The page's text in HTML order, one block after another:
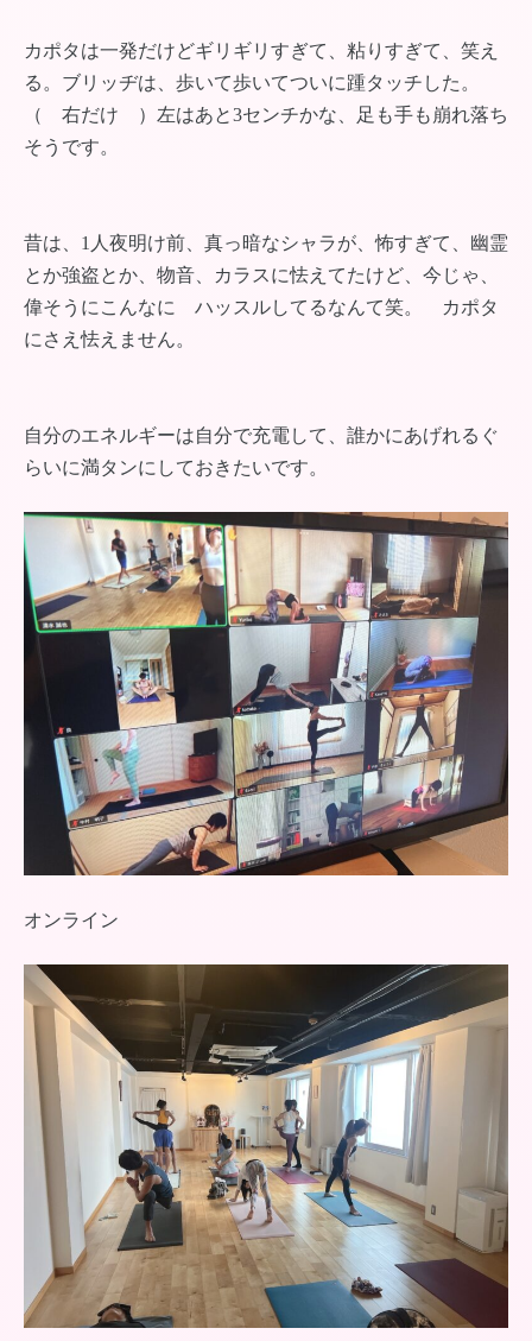
カポタは一発だけどギリギリすぎて、粘りすぎて、笑え
る。ブリッヂは、歩いて歩いてついに踵タッチした。
（ 右だけ ）左はあと3センチかな、足も手も崩れ落ち
そうです。
昔は、1人夜明け前、真っ暗なシャラが、怖すぎて、幽霊
とか強盗とか、物音、カラスに怯えてたけど、今じゃ、
偉そうにこんなに ハッスルしてるなんて笑。 カポタ
にさえ怯えません。
自分のエネルギーは自分で充電して、誰かにあげれるぐ
らいに満タンにしておきたいです。
オンライン